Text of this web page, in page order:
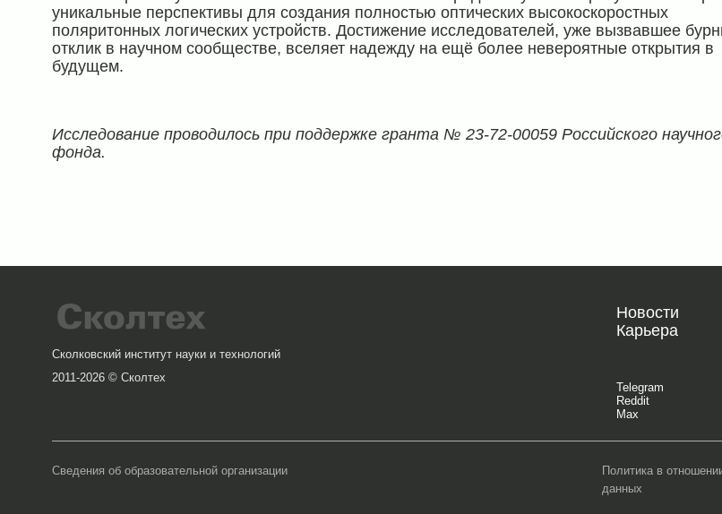
уникальные перспективы для создания полностью оптических высокоскоростных
поляритонных логических устройств. Достижение исследователей, уже вызвавшее
отклик в научном сообществе, вселяет надежду на ещё более невероятные открытия в
будущем.
Исследование проводилось при поддержке гранта № 23-72-00059 Российского
фонда.
Сколковский институт науки и технологий
2011-2026 © Сколтех
Новости
Карьера
Telegram
Reddit
Max
Сведения об образовательной организации
Политика в
данных